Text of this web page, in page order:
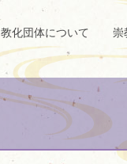
教化団体について 崇